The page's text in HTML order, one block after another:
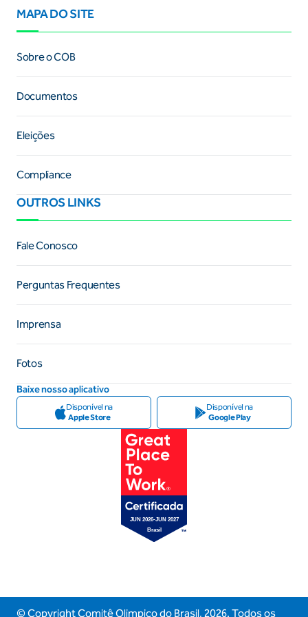
MAPA DO SITE
Sobre o COB
Documentos
Eleições
Compliance
OUTROS LINKS
Fale Conosco
Perguntas Frequentes
Imprensa
Fotos
Baixe nosso aplicativo
Disponível na
Apple Store
Disponível na
Google Play
© Copyright Comitê Olimpico do Brasil, 2026. Todos os